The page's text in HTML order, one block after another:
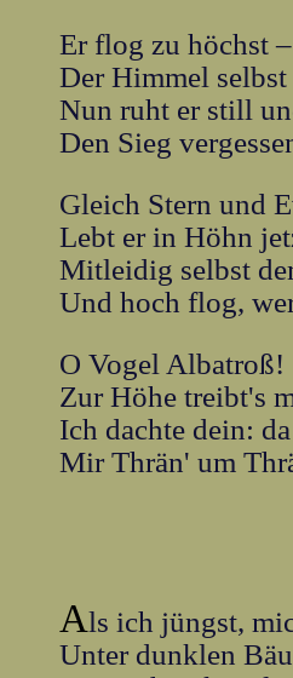
Er flog zu höchst
Der Himmel
Nun ruht er still
Den Sieg
Gleich Stern und
Lebt er in Höhn
Mitleidig selbst
Und hoch flog,
O Vogel Albatroß!
Zur Höhe treibt's
Ich dachte dein:
Mir Thrän' um
Als ich jüngst,
Unter dunklen